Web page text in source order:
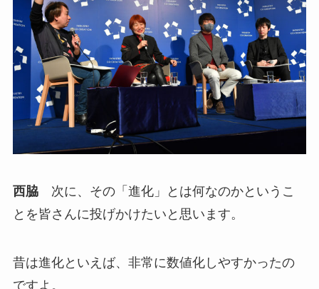
西脇次に、その「進化」とは何なのかというこ
とを皆さんに投げかけたいと思います。
昔は進化といえば、非常に数値化しやすかったの
ですよ。